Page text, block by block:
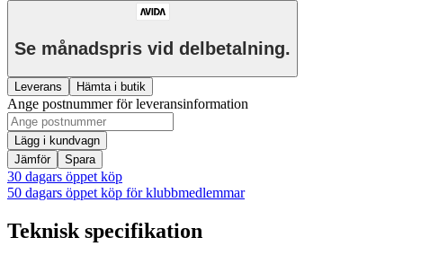
Se månadspris vid delbetalning.
Leverans Hämta i butik
Ange postnummer för leveransinformation
Lägg i kundvagn
Jämför
Spara
30 dagars öppet köp
50 dagars öppet köp för klubbmedlemmar
Teknisk specifikation